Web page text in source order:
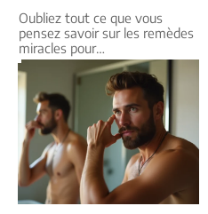
Oubliez tout ce que vous
pensez savoir sur les remèdes
miracles pour…